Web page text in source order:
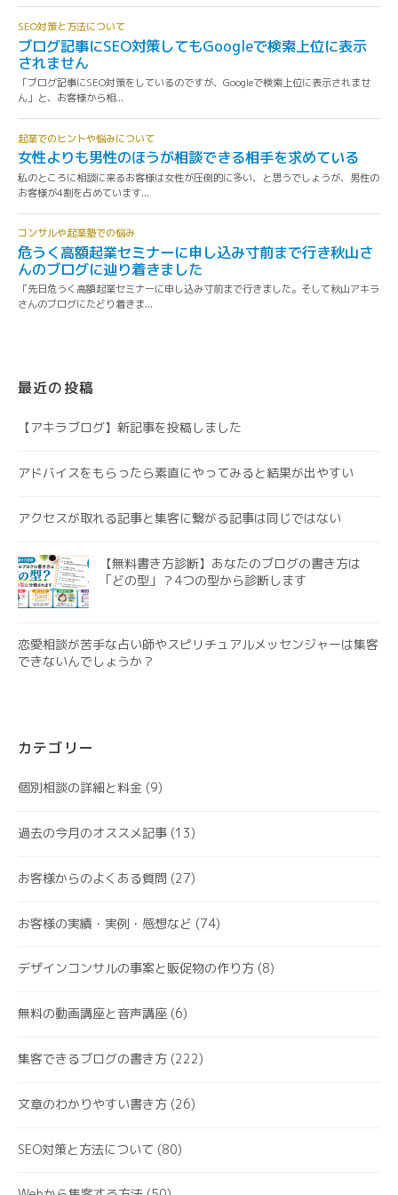
最近の投稿
【アキラブログ】新記事を投稿しました
アドバイスをもらったら素直にやってみると結果が出やすい
アクセスが取れる記事と集客に繋がる記事は同じではない
【無料書き方診断】あなたのブログの書き方は
「どの型」？4つの型から診断します
恋愛相談が苦手な占い師やスピリチュアルメッセンジャーは集客
できないんでしょうか？
カテゴリー
個別相談の詳細と料金 (9)
過去の今月のオススメ記事 (13)
お客様からのよくある質問 (27)
お客様の実績・実例・感想など (74)
デザインコンサルの事案と販促物の作り方 (8)
無料の動画講座と音声講座 (6)
集客できるブログの書き方 (222)
文章のわかりやすい書き方 (26)
SEO対策と方法について (80)